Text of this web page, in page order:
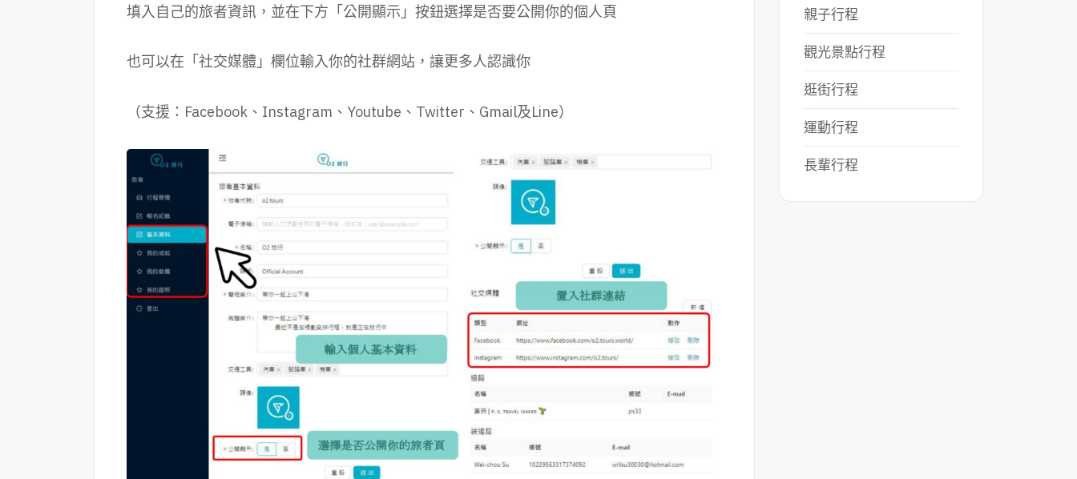
填入自己的旅者資訊，並在下方「公開顯示」按鈕選擇是否要公開你的個人頁
也可以在「社交媒體」欄位輸入你的社群網站，讓更多人認識你
（支援：Facebook、Instagram、Youtube、Twitter、Gmail及Line）
親子行程
觀光景點行程
逛街行程
運動行程
長輩行程